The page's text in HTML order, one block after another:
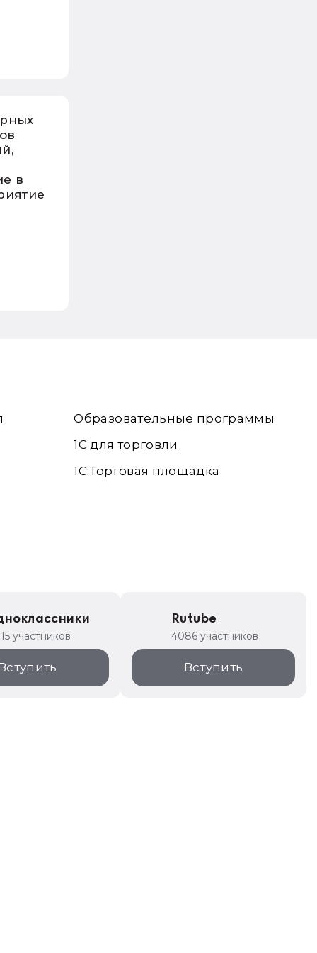
в
Образовательные программы
1С для торговли
1С:Торговая площадка
участников
Rutube
4086 участников
Вступить